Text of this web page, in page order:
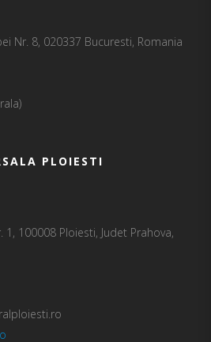
Nr. 8, 020337 Bucuresti, Romania
PLOIESTI
1, 100008 Ploiesti, Judet Prahova,